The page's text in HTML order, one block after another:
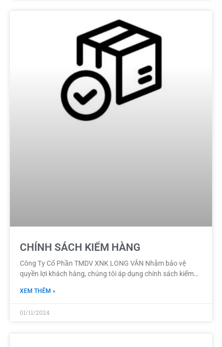
CHÍNH SÁCH KIỂM HÀNG
Công Ty Cổ Phần TMDV XNK LONG VÂN Nhằm bảo vệ
quyền lợi khách hàng, chúng tôi áp dụng chính sách kiểm
XEM THÊM »
01/11/2024